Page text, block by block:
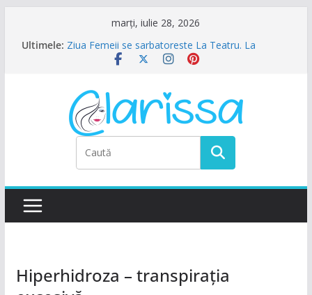
marți, iulie 28, 2026
Ultimele: Ziua Femeii se sarbatoreste La Teatru. La
7-8 Martie 2026 la Mavro Events
Ziua Femeii la Amalfi Alegria
8 Martie la Zocalo Ballroom
Hiperhidroza – transpirația